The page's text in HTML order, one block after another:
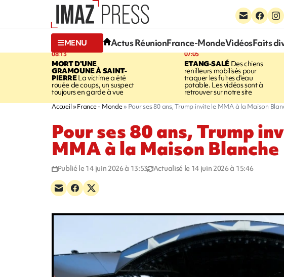
MENU Actus RéunionFrance-MondeVidéosFaits
08:13
MORT D'UNE
GRAMOUNE À SAINT-
PIERRELa victime a été
rouée de coups, un suspect
toujours en garde à vue
07:05
ETANG-SALÉDes chiens
renifleurs mobilisés pour
traquer les fuites d'eau
potable. Les vidéos sont à
retrouver sur notre site
Accueil France - Monde Pour ses 80 ans, Trump invite le MMA à la Maison
Pour ses 80 ans, Trump
MMA à la Maison Blanche
Publié le 14 juin 2026 à 13:53 Actualisé le 14 juin 2026 à 15:46